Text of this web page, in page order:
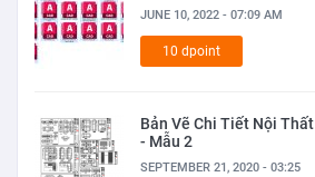
JUNE 10, 2022 - 07:09 AM
10 dpoint
Bản Vẽ Chi Tiết Nội Thất
- Mẫu 2
SEPTEMBER 21, 2020 - 03:25